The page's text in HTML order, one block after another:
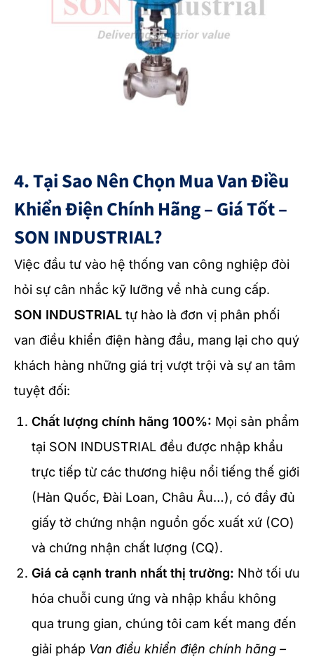
4. Tại Sao Nên Chọn Mua Van Điều
Khiển Điện Chính Hãng – Giá Tốt –
SON INDUSTRIAL?
Việc đầu tư vào hệ thống van công nghiệp đòi
hỏi sự cân nhắc kỹ lưỡng về nhà cung cấp.
SON INDUSTRIAL tự hào là đơn vị phân phối
van điều khiển điện hàng đầu, mang lại cho quý
khách hàng những giá trị vượt trội và sự an tâm
tuyệt đối:
Chất lượng chính hãng 100%: Mọi sản phẩm
tại SON INDUSTRIAL đều được nhập khẩu
trực tiếp từ các thương hiệu nổi tiếng thế giới
(Hàn Quốc, Đài Loan, Châu Âu…), có đầy đủ
giấy tờ chứng nhận nguồn gốc xuất xứ (CO)
và chứng nhận chất lượng (CQ).
Giá cả cạnh tranh nhất thị trường: Nhờ tối ưu
hóa chuỗi cung ứng và nhập khẩu không
qua trung gian, chúng tôi cam kết mang đến
giải pháp Van điều khiển điện chính hãng –